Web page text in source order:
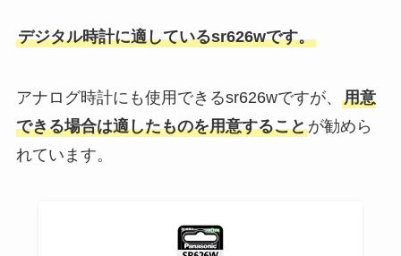
amazonに売ってる？
デジタル時計に適しているsr626wです。
アナログ時計にも使用できるsr626wですが、 用意
できる場合は適したものを用意することが勧めら
れています。